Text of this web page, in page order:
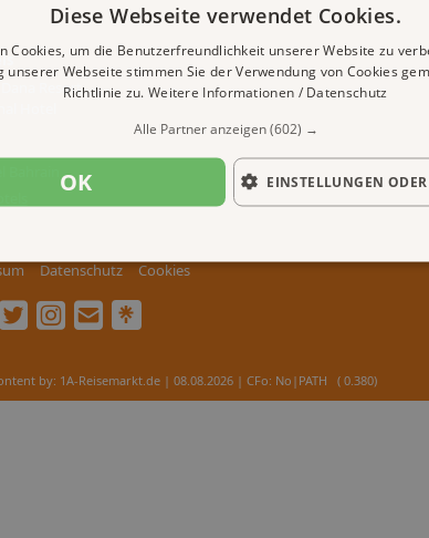
Resort
Bahrain
Datenschutz Cookies
by: 1A-Reisemarkt.de | 08.08.2026 | CFo: No|PATH ( 0.380)
Diese Webseite verwendet Cookies.
Cookies, um die Benutzerfreundlichkeit unserer Website zu
unserer Webseite stimmen Sie der Verwendung von Cookies
Richtlinie zu. Weitere Informationen / Datenschutz
Alle Partner anzeigen(602) →
OK EINSTELLUNGEN